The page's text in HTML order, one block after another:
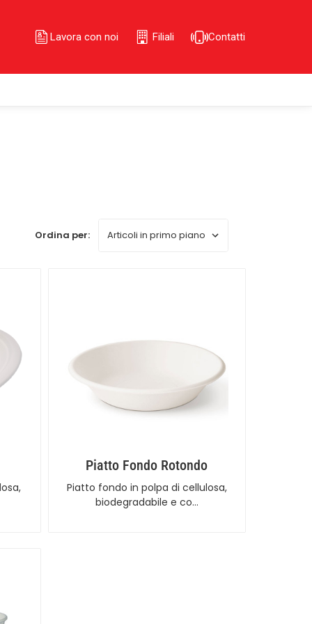
Lavora con noi Filiali Contatti
Ordina per:
Piatto Fondo Rotondo
Piatto fondo in polpa di cellulosa,
biodegradabile e co…